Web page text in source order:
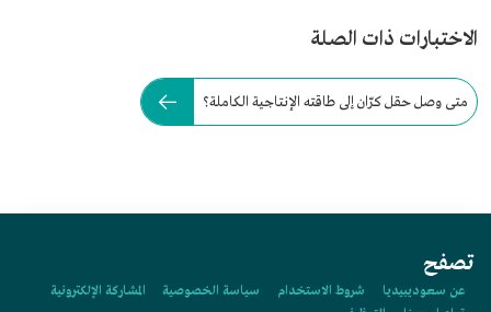
الاختبارات ذات الصلة
متى وصل حقل كرّان إلى طاقته الإنتاجية الكاملة؟
تصفح
عن سعوديبيديا شروط الاستخدام سياسة الخصوصية
المشاركة الإلكترونية